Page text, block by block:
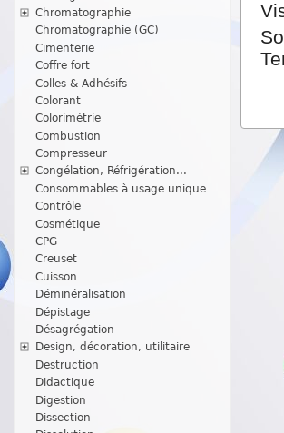
Chromatographie
Chromatographie (GC)
Cimenterie
Coffre fort
Colles & Adhésifs
Colorant
Colorimétrie
Combustion
Compresseur
Congélation, Réfrigération...
Consommables à usage unique
Contrôle
Cosmétique
CPG
Creuset
Cuisson
Déminéralisation
Dépistage
Désagrégation
Design, décoration, utilitaire
Destruction
Didactique
Digestion
Dissection